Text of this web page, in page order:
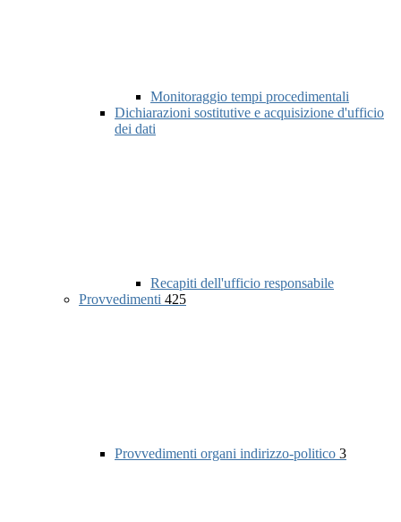
Monitoraggio tempi procedimentali
Dichiarazioni sostitutive e acquisizione d'ufficio
dei dati
Recapiti dell'ufficio responsabile
Provvedimenti 425
Provvedimenti organi indirizzo-politico 3